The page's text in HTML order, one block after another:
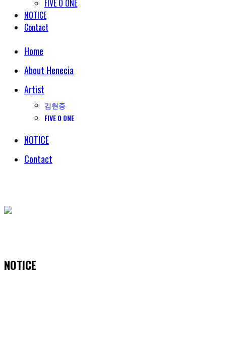
FIVE O ONE
NOTICE
Contact
Home
About Henecia
Artist
김현중
FIVE O ONE
NOTICE
Contact
NOTICE